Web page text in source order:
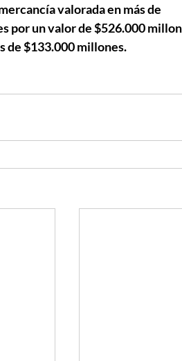
valorada en más de
por un valor de $526.000
de $133.000 millones.